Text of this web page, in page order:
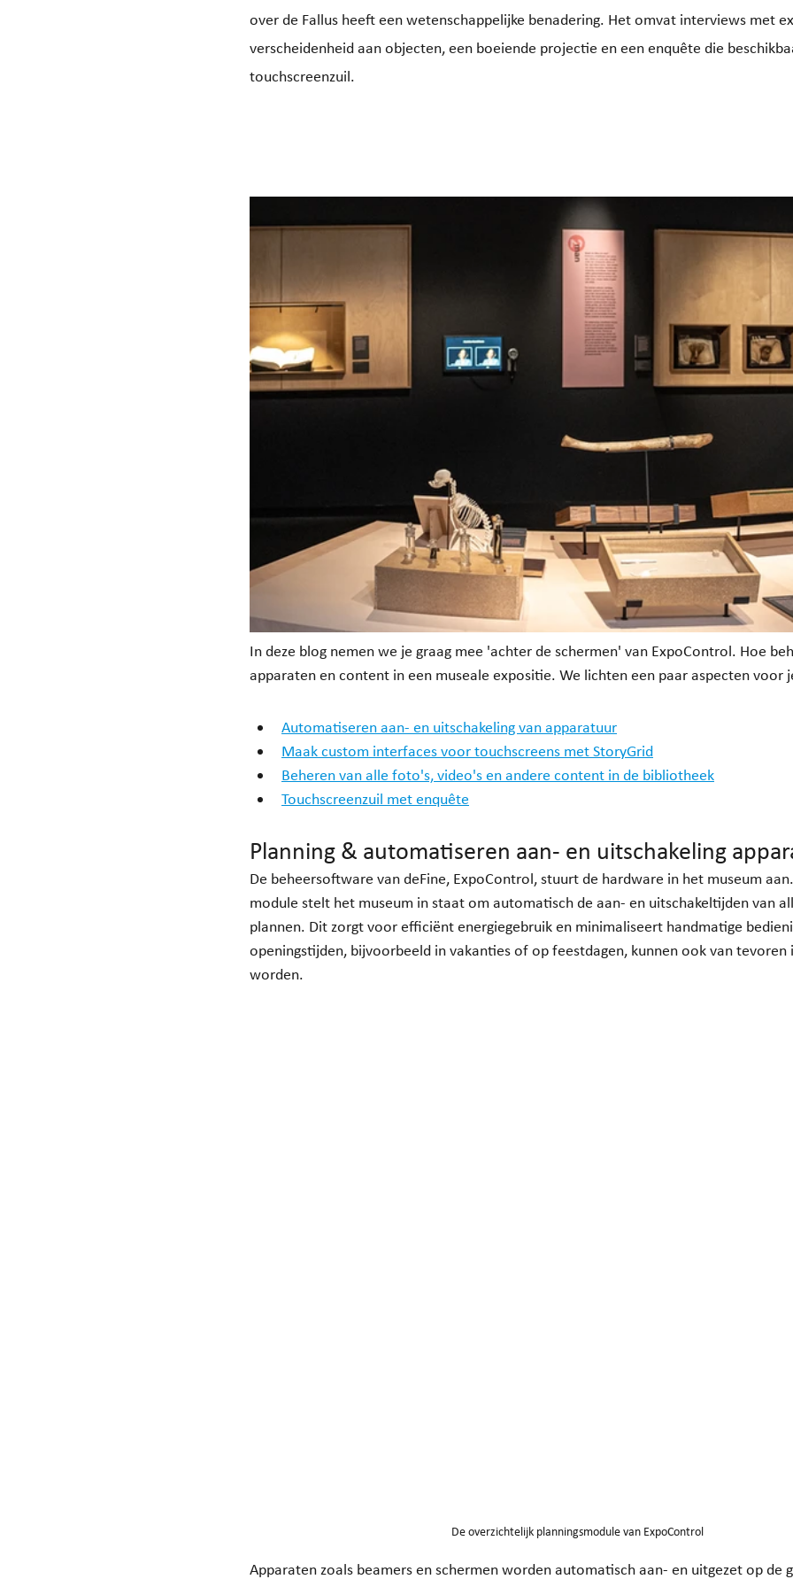
over de Fallus heeft een wetenschappelijke benadering. Het omvat interviews met
verscheidenheid aan objecten, een boeiende projectie en een enquête die
touchscreenzuil.
In deze blog nemen we je graag mee 'achter de schermen' van ExpoControl. Hoe
apparaten en content in een museale expositie. We lichten een paar aspecten voor
Automatiseren aan- en uitschakeling van apparatuur
Maak custom interfaces voor touchscreens met StoryGrid
Beheren van alle foto's, video's en andere content in de bibliotheek
Touchscreenzuil met enquête
Planning & automatiseren aan- en uitschakeling
De beheersoftware van deFine, ExpoControl, stuurt de hardware in het museum
module stelt het museum in staat om automatisch de aan- en uitschakeltijden van
plannen. Dit zorgt voor efficiënt energiegebruik en minimaliseert handmatige
openingstijden, bijvoorbeeld in vakanties of op feestdagen, kunnen ook van
worden.
De overzichtelijk planningsmodule van ExpoControl
Apparaten zoals beamers en schermen worden automatisch aan- en uitgezet op de